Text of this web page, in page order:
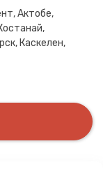
Актобе,
Каскелен,